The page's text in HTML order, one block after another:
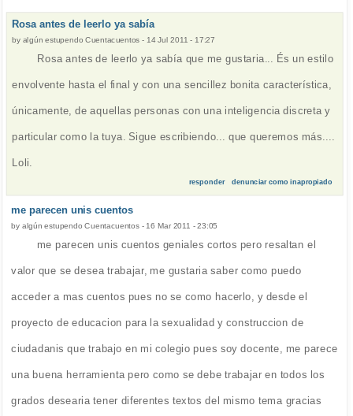
Rosa antes de leerlo ya sabía
by algún estupendo Cuentacuentos - 14 Jul 2011 - 17:27
Rosa antes de leerlo ya sabía que me gustaria... És un estilo
envolvente hasta el final y con una sencillez bonita característica,
únicamente, de aquellas personas con una inteligencia discreta y
particular como la tuya. Sigue escribiendo... que queremos más....
Loli.
responder denunciar como inapropiado
me parecen unis cuentos
by algún estupendo Cuentacuentos- 16 Mar 2011 - 23:05
me parecen unis cuentos geniales cortos pero resaltan el
valor que se desea trabajar, me gustaria saber como puedo
acceder a mas cuentos pues no se como hacerlo, y desde el
proyecto de educacion para la sexualidad y construccion de
ciudadanis que trabajo en mi colegio pues soy docente, me parece
una buena herramienta pero como se debe trabajar en todos los
grados desearia tener diferentes textos del mismo tema gracias